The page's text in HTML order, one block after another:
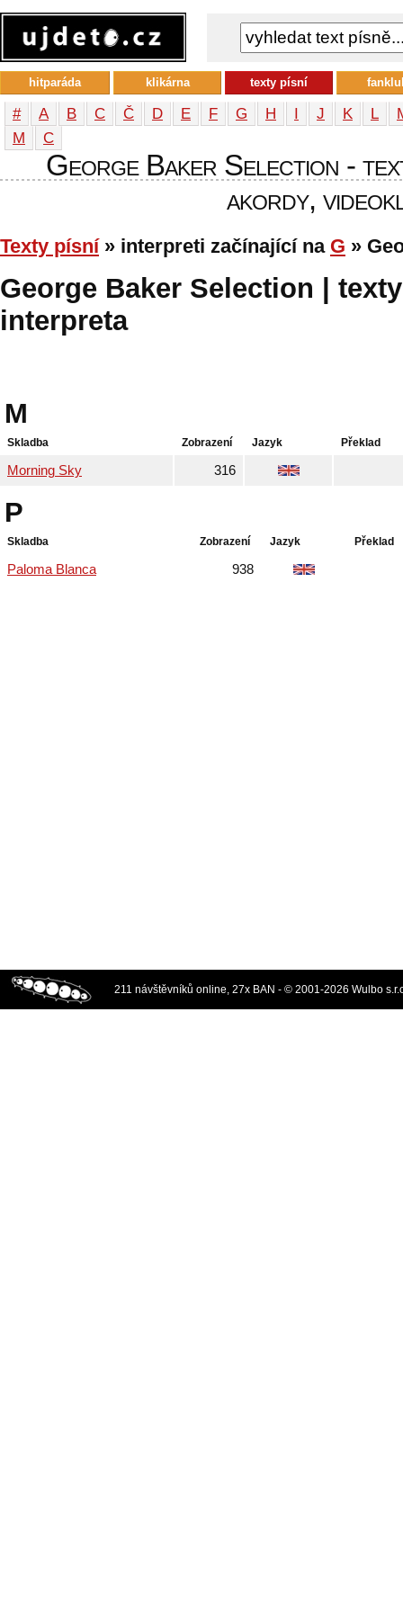
# A B C Č D E F G H I J K L
М
С
George Baker Selection -
akordy,
Texty písní» interpreti začínající na G »
George Baker Selection |
interpreta
M
Skladba Zobrazení Jazyk Překlad
Morning Sky 316
P
Skladba Zobrazení Jazyk Překlad
Paloma Blanca 938
hitparáda klikárna texty písní
211 návštěvníků online, 27x BAN - © 2001-2026 Wulbo